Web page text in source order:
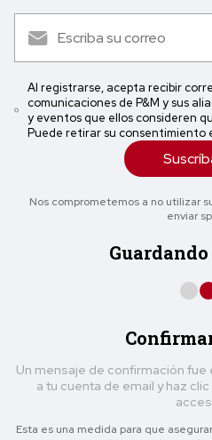
Al registrarse, acepta recibir
comunicaciones de P&M y sus
y eventos que ellos consideren
Puede retirar su consentimiento
Nos comprometemos a no utilizar
enviar
Un mensaje de confirmación fue
a tu cuenta de email y haz
Esta es una medida para que